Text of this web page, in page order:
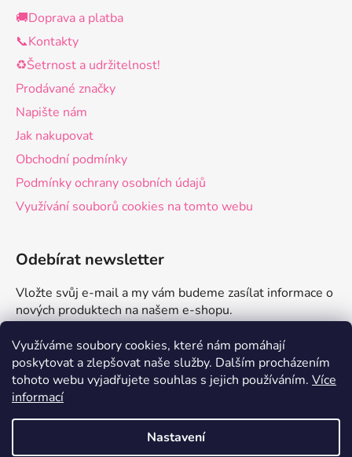
Využíváme soubory cookies, které nám pomáhají
poskytovat a zlepšovat naše služby. Dalším procházením
tohoto webu vyjadřujete souhlas s jejich používáním. Více
informací
Nastavení
🚚Doprava a platba
📞Kontakty
♻️Šetrnost a udržitelnost!
Prodávané značky
Napište nám
Jak nakupovat
Obchodní podmínky
Podmínky ochrany osobních údajů
Využívání souborů cookies na tomto webu
Odebírat newsletter
Vložte svůj e-mail a my vám budeme zasílat informace o
nových produktech na našem e-shopu.
E-mail
PŘIHLÁSIT SE